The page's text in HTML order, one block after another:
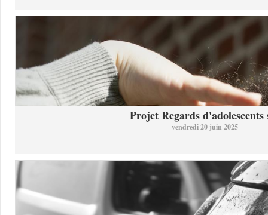
Projet Regards d'adolescents
vendredi 20 juin 2025